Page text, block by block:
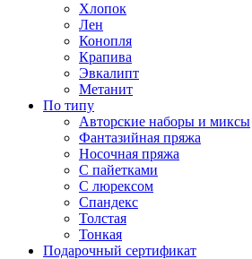
Хлопок
Лен
Конопля
Крапива
Эвкалипт
Метанит
По типу
Авторские наборы и миксы
Фантазийная пряжа
Носочная пряжа
С пайетками
С люрексом
Спандекс
Толстая
Тонкая
Подарочный сертификат